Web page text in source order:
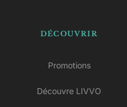
DÉCOUVRIR
Promotions
Découvre LIVVO